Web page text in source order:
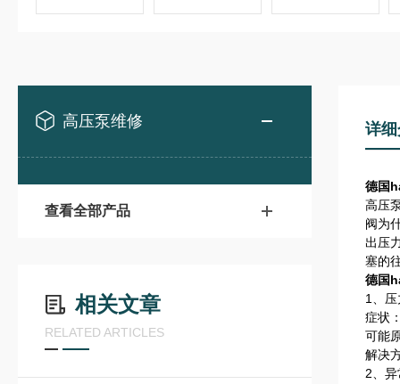
高压泵维修
查看全部产品
相关文章
RELATED ARTICLES
详
德国
高压
阀为
出压
塞的
德国
1、
症状
可能
解决
2、